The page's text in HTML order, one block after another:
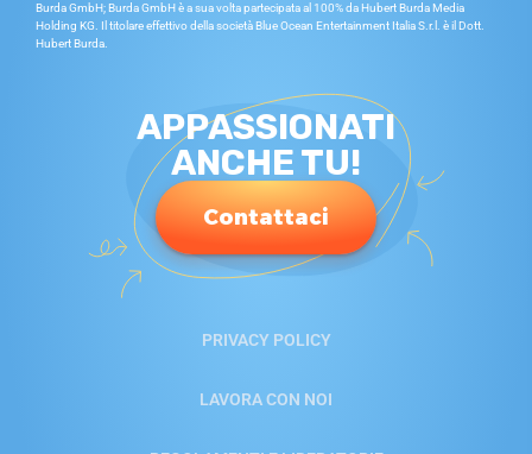
Burda GmbH; Burda GmbH è a sua volta partecipata al 100% da Hubert Burda Media
Holding KG. Il titolare effettivo della società Blue Ocean Entertainment Italia S.r.l. è il Dott.
Hubert Burda.
APPASSIONATI
ANCHE TU!
Contattaci
PRIVACY POLICY
LAVORA CON NOI